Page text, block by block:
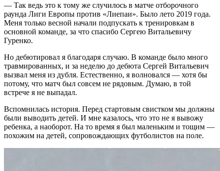
— Так ведь это к тому же случилось в матче отборочного
раунда Лиги Европы против «Лиепаи». Было лето 2019 года.
Меня только весной начали подпускать к тренировкам в
основной команде, за что спасибо Сергею Витальевичу
Гуренко.
Но дебютировал я благодаря случаю. В команде было много
травмированных, и за неделю до дебюта Сергей Витальевич
вызвал меня из дубля. Естественно, я волновался — хотя бы
потому, что матч был совсем не рядовым. Думаю, в той
встрече я не выпадал.
Вспомнилась история. Перед стартовым свистком мы должны
были выводить детей. И мне казалось, что это не я вывожу
ребенка, а наоборот. На то время я был маленьким и тощим —
похожим на детей, сопровождающих футболистов на поле.